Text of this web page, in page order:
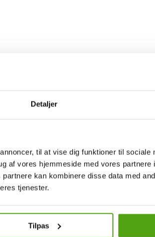
Detaljer
til at vise dig funktioner til sociale
af vores hjemmeside med vores partnere
kan kombinere disse data med
tjenester.
Tilpas